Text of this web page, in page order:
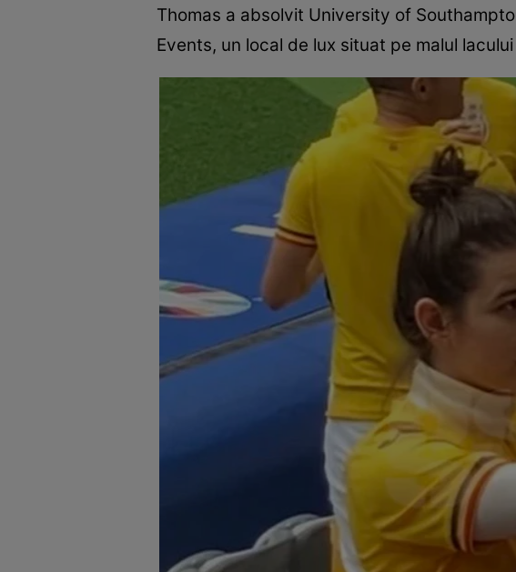
Thomas a absolvit University of
Events, un local de lux situat pe malul